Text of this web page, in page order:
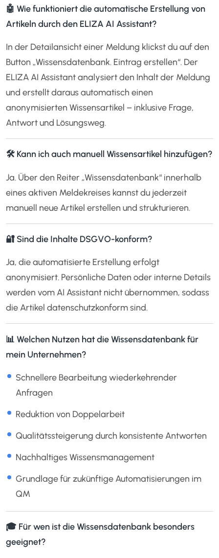
🤖 Wie funktioniert die automatische Erstellung von
Artikeln durch den ELIZA AI Assistant?
In der Detailansicht einer Meldung klickst du auf den
Button „Wissensdatenbank. Eintrag erstellen“. Der
ELIZA AI Assistant analysiert den Inhalt der Meldung
und erstellt daraus automatisch einen
anonymisierten Wissensartikel – inklusive Frage,
Antwort und Lösungsweg.
🛠 Kann ich auch manuell Wissensartikel hinzufügen?
Ja. Über den Reiter „Wissensdatenbank“ innerhalb
eines aktiven Meldekreises kannst du jederzeit
manuell neue Artikel erstellen und strukturieren.
🔐 Sind die Inhalte DSGVO-konform?
Ja, die automatisierte Erstellung erfolgt
anonymisiert. Persönliche Daten oder interne Details
werden vom AI Assistant nicht übernommen, sodass
die Artikel datenschutzkonform sind.
📊 Welchen Nutzen hat die Wissensdatenbank für
mein Unternehmen?
Schnellere Bearbeitung wiederkehrender
Anfragen
Reduktion von Doppelarbeit
Qualitätssteigerung durch konsistente Antworten
Nachhaltiges Wissensmanagement
Grundlage für zukünftige Automatisierungen im
QM
🎓 Für wen ist die Wissensdatenbank besonders
geeignet?